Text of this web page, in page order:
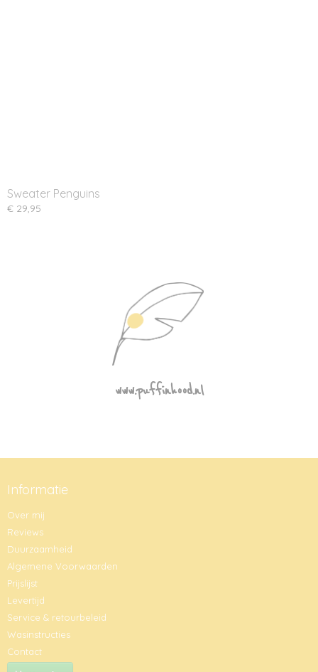
Sweater Penguins
€ 29,95
www.puffinhood.nl
Informatie
Over mij
Reviews
Duurzaamheid
Algemene Voorwaarden
Prijslijst
Levertijd
Service & retourbeleid
Wasinstructies
Contact